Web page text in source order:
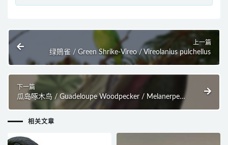
上一篇
绿鵙雀 / Green Shrike-Vireo / Vireolanius pulchellus
下一篇
瓜岛啄木鸟 / Guadeloupe Woodpecker / Melanerpes
相关文章